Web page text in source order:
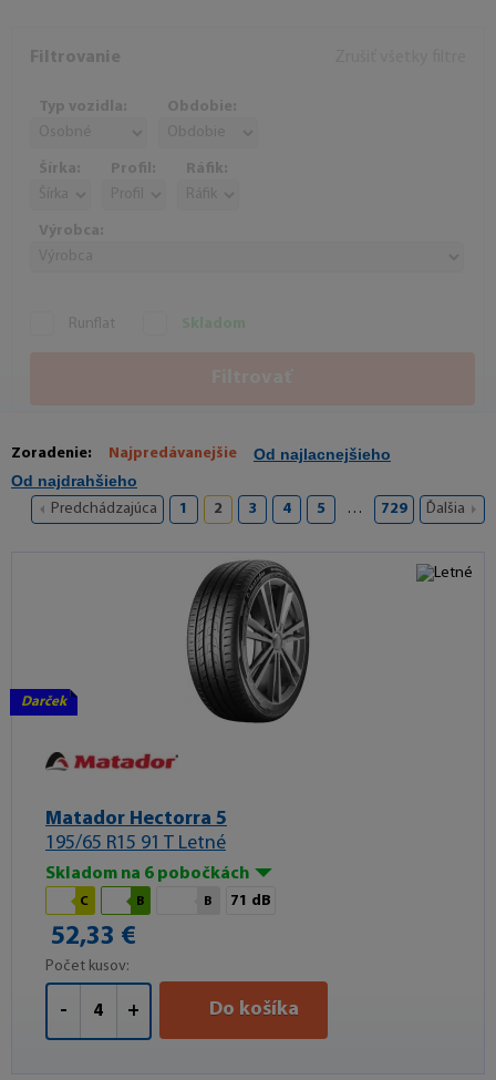
Filtrovanie
Typ vozidla: Obdobie:
Šírka: Profil: Ráfik:
Výrobca:
Runflat Skladom
Zoradenie: Najpredávanejšie
Od najlacnejšieho
Od najdrahšieho
Predchádzajúca 1 2 3 4 5 … 729 Ďalšia
Darček
Matador Hectorra 5
195/65 R15 91 T Letné
Skladom na 6 pobočkách
C B B 71 dB
52,33 €
Počet kusov:
- + Do košíka